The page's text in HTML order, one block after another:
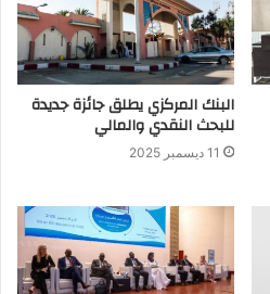
البنك المركزي يطلق جائزة جديدة
للبحث النقدي والمالي
11 ديسمبر 2025